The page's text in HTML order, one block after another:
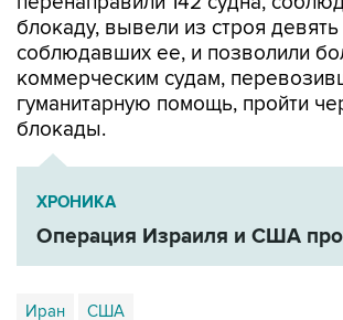
соблюдавших ее, и позволили
коммерческим судам,
гуманитарную помощь, пройти
блокады.
ХРОНИКА
Операция Израиля и США
Иран США